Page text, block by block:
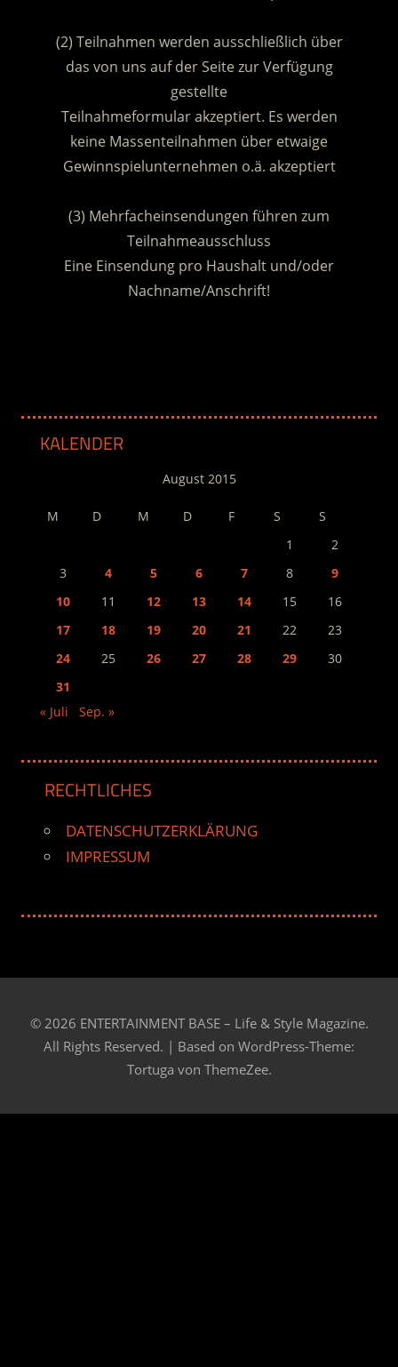
(2) Teilnahmen werden ausschließlich über
das von uns auf der Seite zur Verfügung
gestellte
Teilnahmeformular akzeptiert. Es werden
keine Massenteilnahmen über etwaige
Gewinnspielunternehmen o.ä. akzeptiert
(3) Mehrfacheinsendungen führen zum
Teilnahmeausschluss
Eine Einsendung pro Haushalt und/oder
Nachname/Anschrift!
KALENDER
August 2015
M D M D F S
S
1
2
3
4 5 6 7 8
9
10
11 12 13 14 15
16
17
18 19 20 21 22
23
24
25 26 27 28 29
30
31
« Juli
Sep. »
RECHTLICHES
DATENSCHUTZERKLÄRUNG
IMPRESSUM
© 2026 ENTERTAINMENT BASE – Life & Style Magazine.
All Rights Reserved. | Based on WordPress-Theme:
Tortuga von ThemeZee.